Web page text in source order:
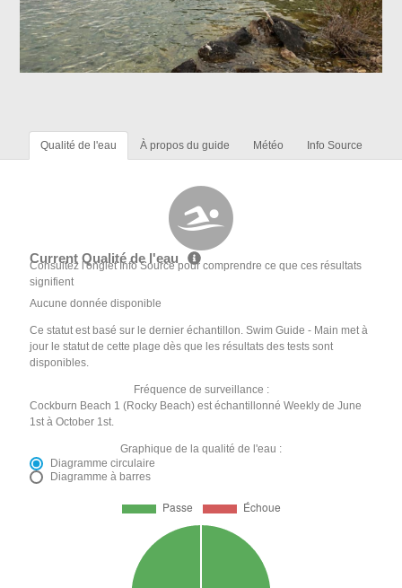
Qualité de l'eau À propos du guide Météo Info Source
Current Qualité de l'eau
Consultez l'onglet Info Source pour comprendre ce que ces résultats
signifient
Aucune donnée disponible
Ce statut est basé sur le dernier échantillon. Swim Guide - Main met à
jour le statut de cette plage dès que les résultats des tests sont
disponibles.
Fréquence de surveillance :
Cockburn Beach 1 (Rocky Beach) est échantillonné Weekly de June
1st à October 1st.
Graphique de la qualité de l'eau :
Diagramme circulaire
Diagramme à barres